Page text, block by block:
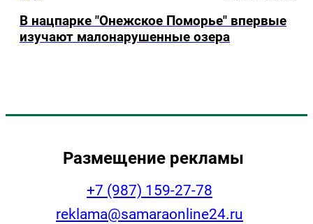
В нацпарке "Онежское Поморье" впервые
изучают малонарушенные озера
Размещение рекламы
+7 (987) 159-27-78
reklama@samaraonline24.ru